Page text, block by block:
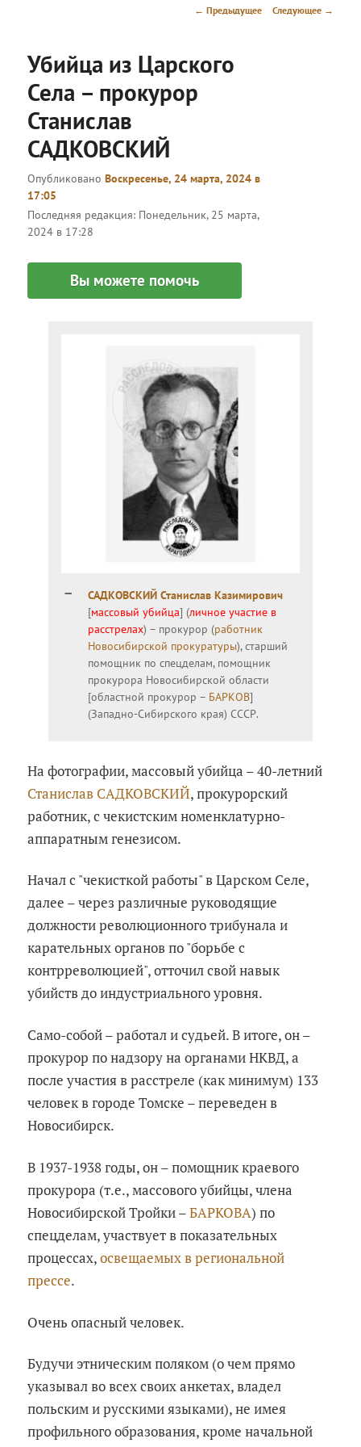
Навигация
← Предыдущее Следующее →
Убийца из Царского
Села – прокурор
Станислав
САДКОВСКИЙ
ОпубликованоВоскресенье, 24 марта, 2024 в
17:05
Последняя редакция: Понедельник, 25 марта,
2024 в 17:28
Вы можете помочь
САДКОВСКИЙ Станислав Казимирович
[массовый убийца] (личное участие в
расстрелах) – прокурор (работник
Новосибирской прокуратуры), старший
помощник по спецделам, помощник
прокурора Новосибирской области
[областной прокурор – БАРКОВ]
(Западно-Сибирского края) СССР.
На фотографии, массовый убийца – 40-летний
Станислав САДКОВСКИЙ, прокурорский
работник, с чекистским номенклатурно-
аппаратным генезисом.
Начал с "чекисткой работы" в Царском Селе,
далее – через различные руководящие
должности революционного трибунала и
карательных органов по "борьбе с
контрреволюцией", отточил свой навык
убийств до индустриального уровня.
Само-собой – работал и судьей. В итоге, он –
прокурор по надзору на органами НКВД, а
после участия в расстреле (как минимум) 133
человек в городе Томске – переведен в
Новосибирск.
В 1937-1938 годы, он – помощник краевого
прокурора (т.е., массового убийцы, члена
Новосибирской Тройки –БАРКОВА) по
спецделам, участвует в показательных
процессах,освещаемых в региональной
прессе.
Очень опасный человек.
Будучи этническим поляком (о чем прямо
указывал во всех своих анкетах, владел
польским и русскими языками), не имея
профильного образования, кроме начальной